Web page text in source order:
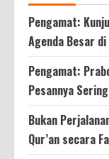
Pengamat:
Agenda Besar
Pengamat:
Pesannya
Bukan
Qur’an secara